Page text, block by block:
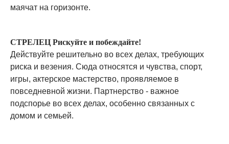
маячат на горизонте.
СТРЕЛЕЦ Рискуйте и побеждайте!
Действуйте решительно во всех делах, требующих
риска и везения. Сюда относятся и чувства, спорт,
игры, актерское мастерство, проявляемое в
повседневной жизни. Партнерство - важное
подспорье во всех делах, особенно связанных с
домом и семьей.